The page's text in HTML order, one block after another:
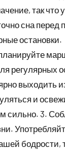
так что
сна перед
остановки.
регулярных
выходить
и
сильно. 3.
бодрости,